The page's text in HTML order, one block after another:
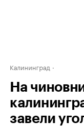
Калининград
На
завели